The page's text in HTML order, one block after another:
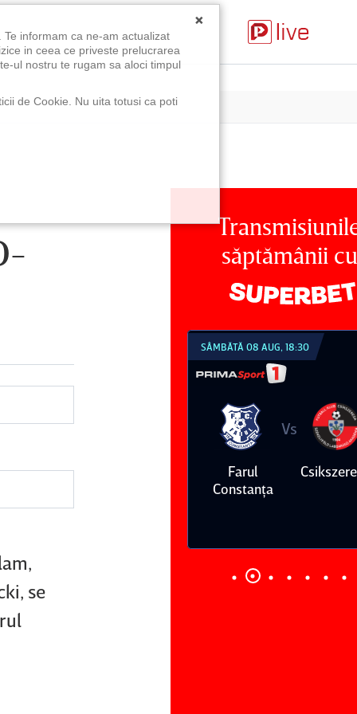
se
săptămânii cu
Farul
Vs
SÂMBĂTĂ 08 AUG, 21:30
Dinamo
Vs
FC
×
informam ca ne-am actualizat
in ceea ce priveste prelucrarea
ul nostru te rugam sa aloci timpul
de Cookie. Nu uita totusi ca poti